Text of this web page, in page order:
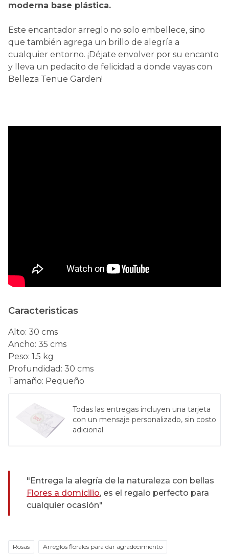
moderna base plástica.
Este encantador arreglo no solo embellece, sino
que también agrega un brillo de alegría a
cualquier entorno. ¡Déjate envolver por su encanto
y lleva un pedacito de felicidad a donde vayas con
Belleza Tenue Garden!
Caracteristicas
Alto: 30 cms
Ancho: 35 cms
Peso: 1.5 kg
Profundidad : 30 cms
Tamaño: Pequeño
Todas las entregas incluyen una tarjeta
con un mensaje personalizado, sin costo
adicional
"Entrega la alegría de la naturaleza con bellas
Flores a domicilio, es el regalo perfecto para
cualquier ocasión"
Rosas Arreglos florales para dar agradecimiento